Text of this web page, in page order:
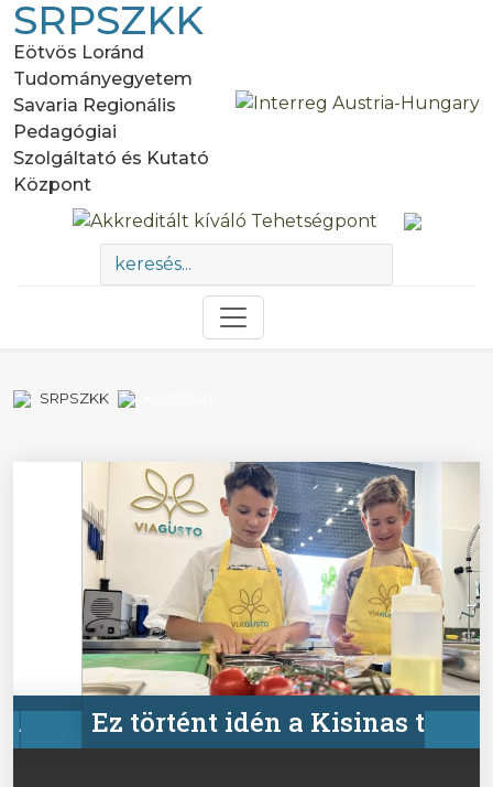
SRPSZKK
Eötvös Loránd
Tudományegyetem
Savaria Regionális
Pedagógiai
Szolgáltató és Kutató
Központ
SRPSZKK
Ez történt idén a Kisinas táborban